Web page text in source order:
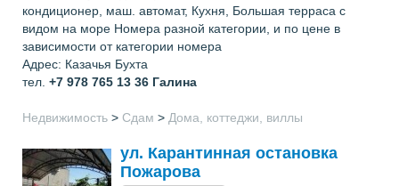
кондиционер, маш. автомат, Кухня, Большая терраса с
видом на море Номера разной категории, и по цене в
зависимости от категории номера
Адрес: Казачья Бухта
тел. +7 978 765 13 36 Галина
Недвижимость > Сдам > Дома, коттеджи, виллы
ул. Карантинная остановка
Пожарова